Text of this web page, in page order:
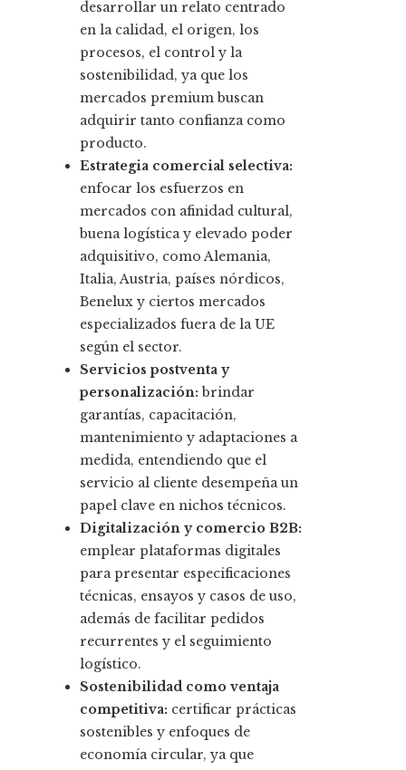
desarrollar un relato centrado
en la calidad, el origen, los
procesos, el control y la
sostenibilidad, ya que los
mercados premium buscan
adquirir tanto confianza como
producto.
Estrategia comercial selectiva:
enfocar los esfuerzos en
mercados con afinidad cultural,
buena logística y elevado poder
adquisitivo, como Alemania,
Italia, Austria, países nórdicos,
Benelux y ciertos mercados
especializados fuera de la UE
según el sector.
Servicios postventa y
personalización: brindar
garantías, capacitación,
mantenimiento y adaptaciones a
medida, entendiendo que el
servicio al cliente desempeña un
papel clave en nichos técnicos.
Digitalización y comercio B2B:
emplear plataformas digitales
para presentar especificaciones
técnicas, ensayos y casos de uso,
además de facilitar pedidos
recurrentes y el seguimiento
logístico.
Sostenibilidad como ventaja
competitiva: certificar prácticas
sostenibles y enfoques de
economía circular, ya que